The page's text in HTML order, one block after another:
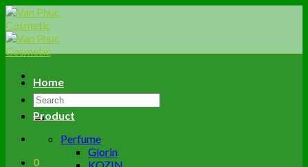
Skip
to
content
Tìm
kiếm:
0
Home
Product
Perfume
Glorin